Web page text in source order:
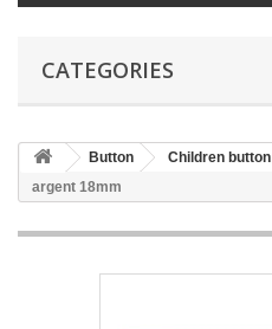
CATEGORIES
Button Children button
argent 18mm